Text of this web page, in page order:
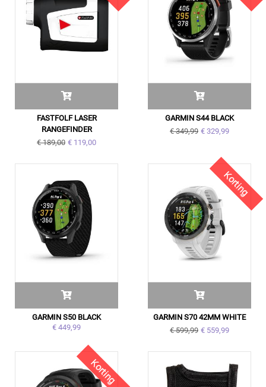
FASTFOLF LASER
RANGEFINDER
€ 189,00 € 119,00
GARMIN S44 BLACK
€ 349,99 € 329,99
GARMIN S50 BLACK
€ 449,99
Korting
GARMIN S70 42MM WHITE
€ 599,99 € 559,99
Korting